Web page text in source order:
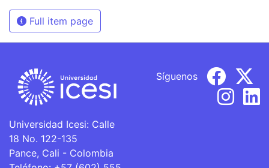
Full item page
Universidad Icesi: Calle
18 No. 122-135
Pance, Cali - Colombia
Síguenos